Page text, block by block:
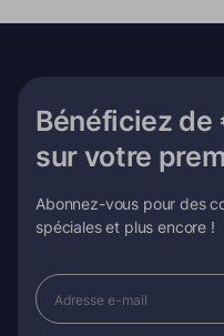
Bénéficiez de
sur votre
Abonnez-vous pour des
spéciales et plus encore !